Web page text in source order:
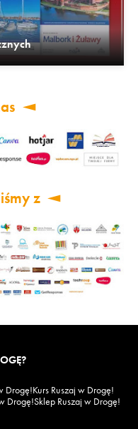
z
Drogę!Kurs Ruszaj w Drogę!
Drogę!Sklep Ruszaj w Drogę!